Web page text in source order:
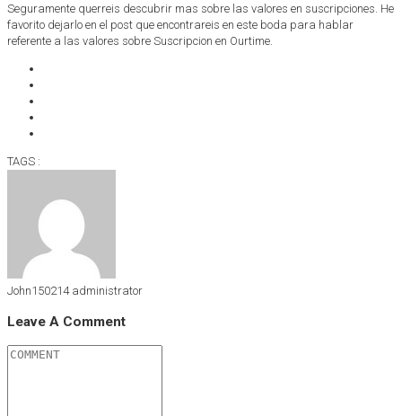
Seguramente querreis descubrir mas sobre las valores en suscripciones. He
favorito dejarlo en el post que encontrareis en este boda para hablar
referente a las valores sobre Suscripcion en Ourtime.
TAGS :
John150214administrator
Leave A Comment